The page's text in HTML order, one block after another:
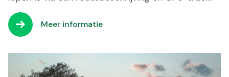
Meer informatie